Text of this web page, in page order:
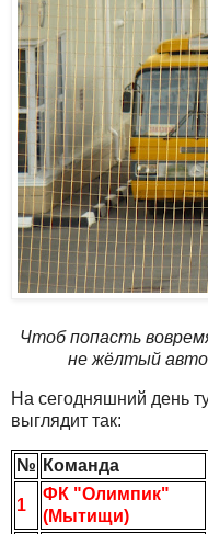
Чтоб попасть
не жёлтый
На сегодняшний день
выглядит так:
№ Команда
1
ФК "Олимпик"
(Мытищи)